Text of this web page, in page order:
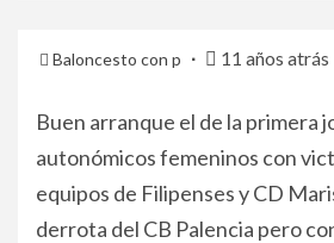
Baloncesto con p 11 años atrás
Buen arranque el de la primera
autonómicos femeninos con
equipos de Filipenses y CD
derrota del CB Palencia pero